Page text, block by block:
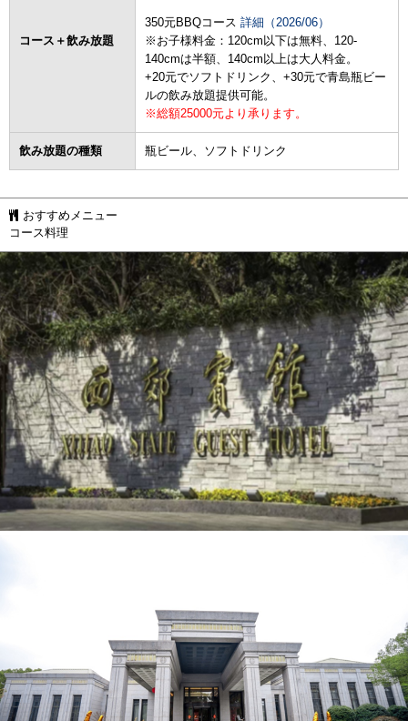
コース＋飲み放題
350元BBQコース 詳細（2026/06）
※お子様料金：120cm以下は無料、120-
140cmは半額、140cm以上は大人料金。
+20元でソフトドリンク、+30元で青島瓶ビー
ルの飲み放題提供可能。
※総額25000元より承ります。
飲み放題の種類 瓶ビール、ソフトドリンク
おすすめメニュー
コース料理